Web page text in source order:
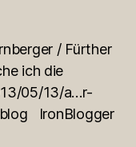
/ Fürther
ich die
05/13/a…r-
IronBlogger